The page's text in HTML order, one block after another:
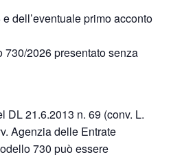
dell’eventuale primo acconto
2026 presentato senza
DL 21.6.2013 n. 69 (conv. L.
Agenzia delle Entrate
730 può essere